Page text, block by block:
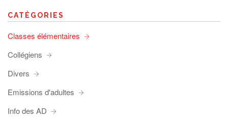
CATÉGORIES
Classes élémentaires
Collégiens
Divers
Emissions d'adultes
Info des AD